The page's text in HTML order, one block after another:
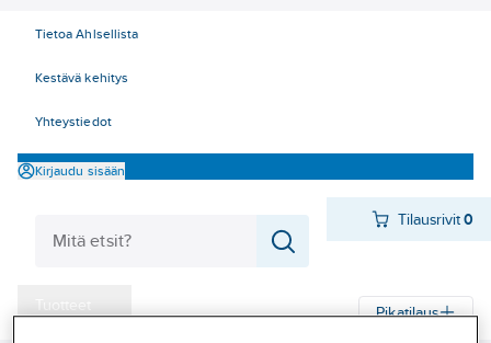
Tietoa Ahlsellista
Kestävä kehitys
Yhteystiedot
Kirjaudu sisään
Tilausrivit 0
Tuotteet Pikatilaus